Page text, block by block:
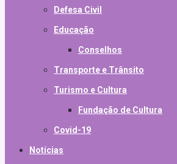
Defesa Civil
Educação
Conselhos
Transporte e Trânsito
Turismo e Cultura
Fundação de Cultura
Covid-19
Notícias